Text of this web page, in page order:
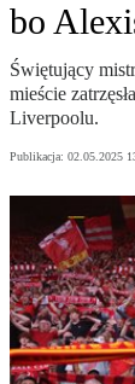
bo
Świętujący
mieście
Liverpoolu.
Publikacja: 02.05.2025